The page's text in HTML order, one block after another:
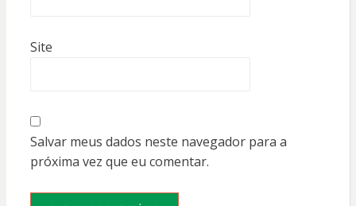
Site
Salvar meus dados neste navegador para a
próxima vez que eu comentar.